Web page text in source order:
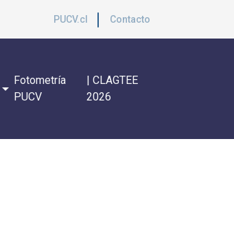
PUCV.cl Contacto
arrow_drop_down
Fotometría
PUCV
| CLAGTEE
2026